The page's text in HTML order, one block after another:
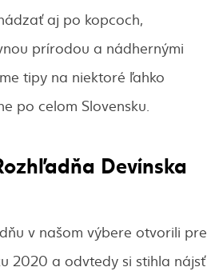
aj po kopcoch,
prírodou a nádhernými
tipy na niektoré ľahko
po celom Slovensku.
Devínska
v našom výbere otvorili pre
2020 a odvtedy si stihla nájsť